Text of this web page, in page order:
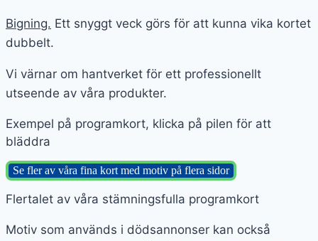
Bigning. Ett snyggt veck görs för att kunna vika kortet
dubbelt.
Vi värnar om hantverket för ett professionellt
utseende av våra produkter.
Exempel på programkort, klicka på pilen för att
bläddra
Se fler av våra fina kort med motiv på flera sidor
Flertalet av våra stämningsfulla programkort
Motiv som används i dödsannonser kan också